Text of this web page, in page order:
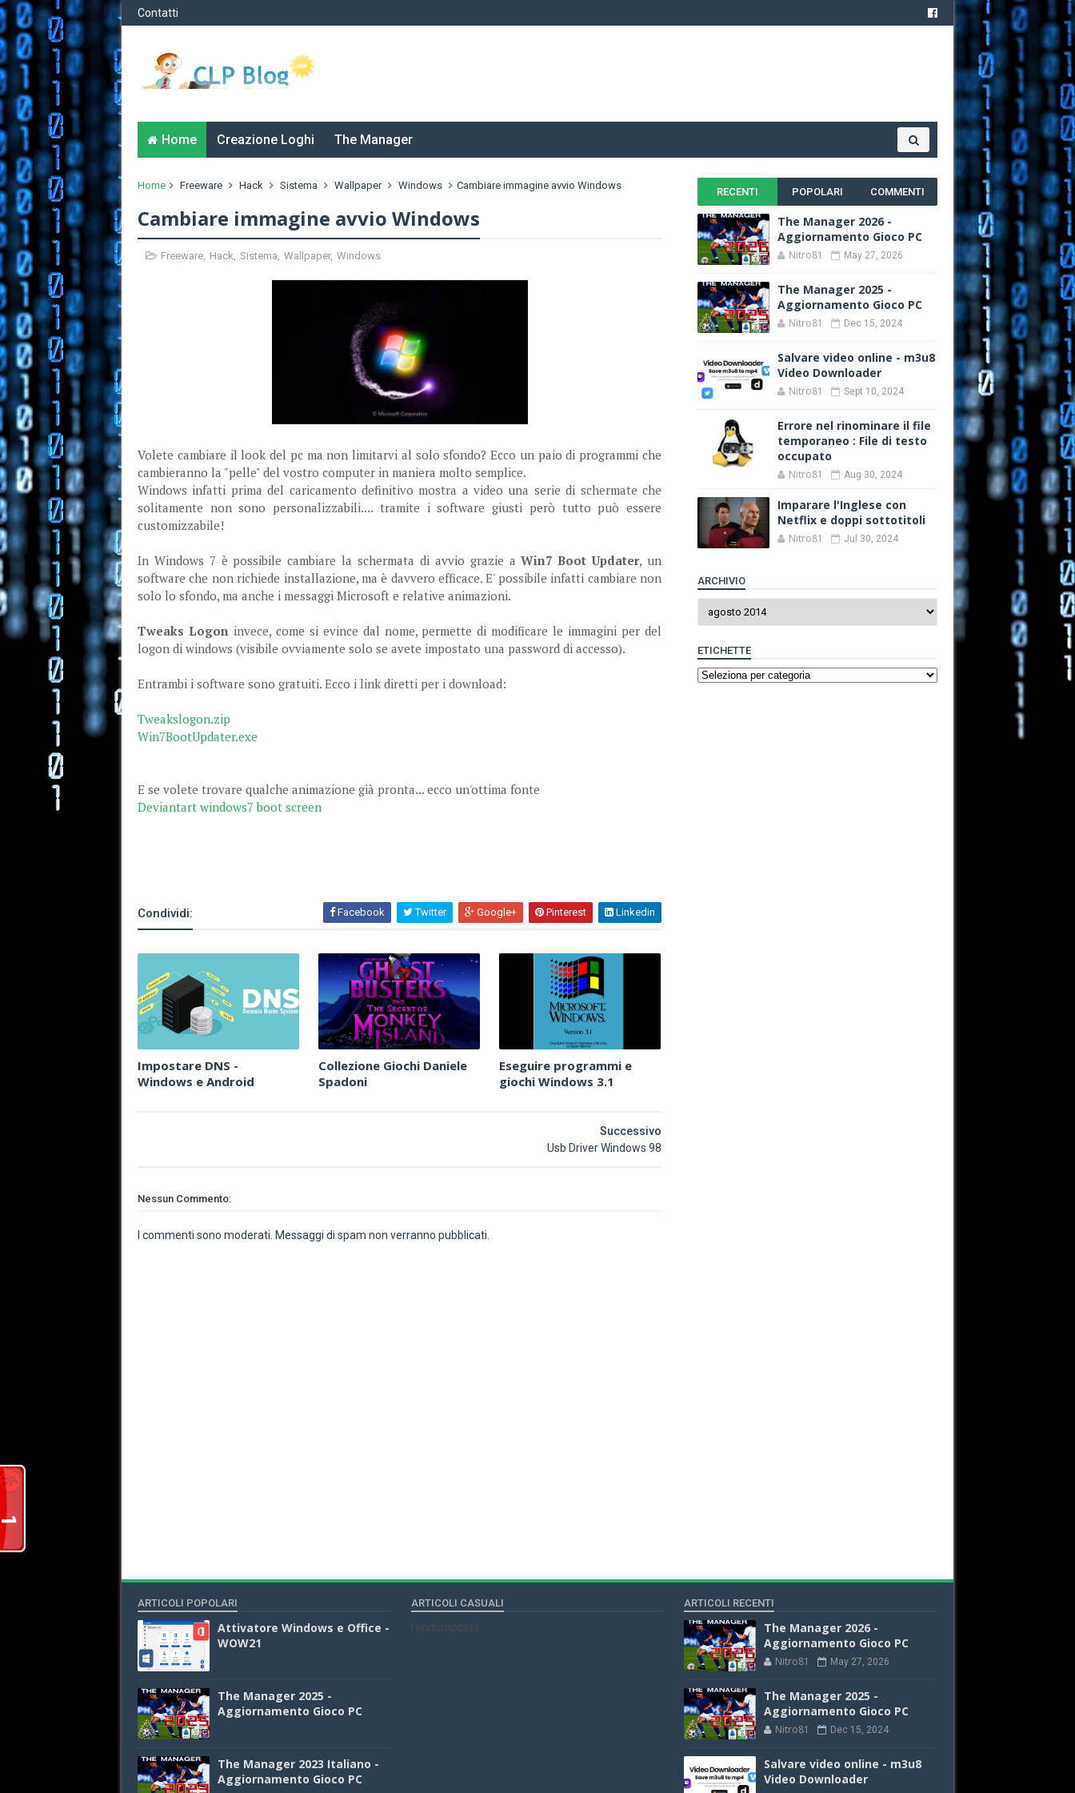
Contatti
Home Creazione Loghi The Manager
Home Freeware Hack Sistema Wallpaper Windows Cambiare immagine avvio Windows
Cambiare immagine avvio Windows
Freeware, Hack, Sistema, Wallpaper, Windows
Volete cambiare il look del pc ma non limitarvi al solo sfondo? Ecco un paio di programmi che
cambieranno la "pelle" del vostro computer in maniera molto semplice.
Windows infatti prima del caricamento definitivo mostra a video una serie di schermate che
solitamente non sono personalizzabili.... tramite i software giusti però tutto può essere
customizzabile!
In Windows 7 è possibile cambiare la schermata di avvio grazie aWin7 Boot Updater, un
software che non richiede installazione, ma è davvero efficace. E' possibile infatti cambiare non
solo lo sfondo, ma anche i messaggi Microsoft e relative animazioni.
Tweaks Logoninvece, come si evince dal nome, permette di modificare le immagini per del
logon di windows (visibile ovviamente solo se avete impostato una password di accesso).
Entrambi i software sono gratuiti. Ecco i link diretti per i download:
Tweakslogon.zip
Win7BootUpdater.exe
E se volete trovare qualche animazione già pronta... ecco un'ottima fonte
Deviantart windows7 boot screen
Condividi: Facebook Twitter Google+ Pinterest Linkedin
Impostare DNS -
Windows e Android
Collezione Giochi Daniele
Spadoni
Eseguire programmi e
giochi Windows 3.1
Successivo
Usb Driver Windows 98
Nessun Commento:
I commenti sono moderati. Messaggi di spam non verranno pubblicati.
RECENTI POPOLARI COMMENTI
The Manager 2026 -
Aggiornamento Gioco PC
Nitro81 May 27, 2026
The Manager 2025 -
Aggiornamento Gioco PC
Nitro81 Dec 15, 2024
Salvare video online - m3u8
Video Downloader
Nitro81 Sept 10, 2024
Errore nel rinominare il file
temporaneo : File di testo
occupato
Nitro81 Aug 30, 2024
Imparare l'Inglese con
Netflix e doppi sottotitoli
Nitro81 Jul 30, 2024
ARCHIVIO
ETICHETTE
ARTICOLI POPOLARI
Attivatore Windows e Office -
WOW21
The Manager 2025 -
Aggiornamento Gioco PC
The Manager 2023 Italiano -
Aggiornamento Gioco PC
ARTICOLI CASUALI
randomposts
ARTICOLI RECENTI
The Manager 2026 -
Aggiornamento Gioco PC
Nitro81 May 27, 2026
The Manager 2025 -
Aggiornamento Gioco PC
Nitro81 Dec 15, 2024
Salvare video online - m3u8
Video Downloader